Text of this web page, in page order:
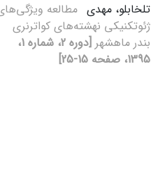
تلخابلو، مهدی مطالعه
ژئوتکنیکی نهشته‌های کواترنری
بندر ماهشهر
[دوره 2، شماره 1،
1395، صفحه 15-25]